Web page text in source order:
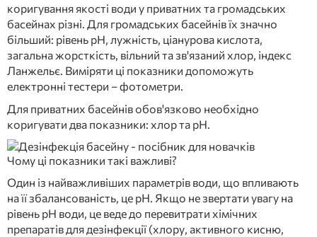
коригування якості води у приватних та громадських
басейнах різні. Для громадських басейнів їх значно
більший: рівень рН, лужність, ціанурова кислота,
загальна жорсткість, вільний та зв'язаний хлор, індекс
Ланжельє. Виміряти ці показники допоможуть
електронні тестери – фотометри.
Для приватних басейнів обов'язково необхідно
коригувати два показники: хлор та рН.
Чому ці показники такі важливі?
Один із найважливіших параметрів води, що впливають
на її збалансованість, це рН. Якщо не звертати увагу на
рівень рН води, це веде до перевитрати хімічних
препаратів для дезінфекції (хлору, активного кисню,